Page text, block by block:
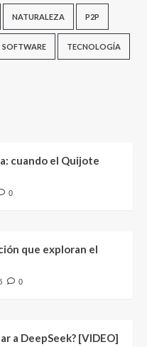
NATURALEZA P2P
SOFTWARE TECNOLOGÍA
cuando el Quijote
0
que exploran el
0
a DeepSeek? [VIDEO]